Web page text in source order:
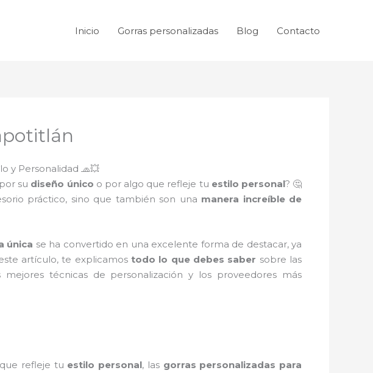
Inicio Gorras personalizadas Blog Contacto
y Personalidad 🧢💥
su diseño único o por algo que refleje tu estilo personal? 🤔
práctico, sino que también son una manera increíble de
única se ha convertido en una excelente forma de destacar, ya
artículo, te explicamostodo lo que debes saber sobre las
técnicas de personalización y los proveedores más
refleje tu estilo personal, las gorras personalizadas para